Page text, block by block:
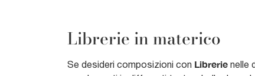
Librerie in materico
Se desideri composizioni con Librerie nelle